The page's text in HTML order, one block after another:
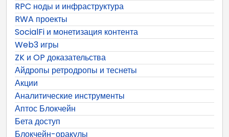
RPC ноды и инфраструктура
RWA проекты
SocialFi и монетизация контента
Web3 игры
ZK и OP доказательства
Айдропы ретродропы и теснеты
Акции
Аналитические инструменты
Аптос Блокчейн
Бета доступ
Блокчейн-оракулы